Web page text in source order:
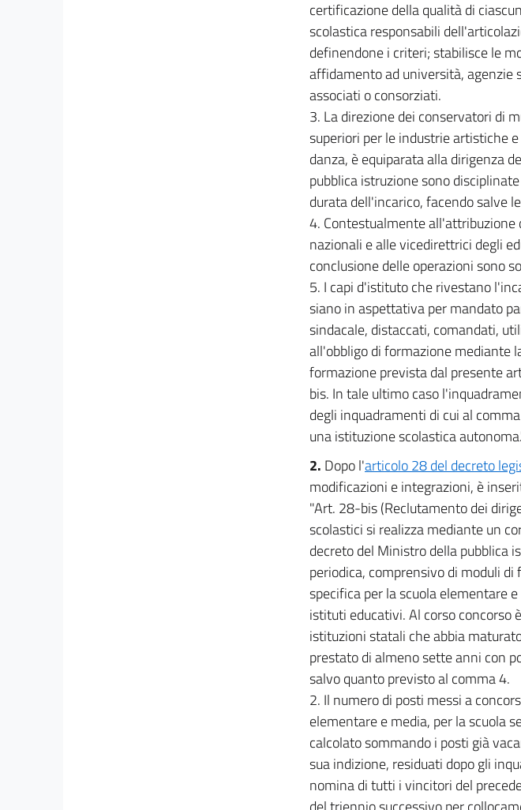
certificazione della qualità di
scolastica responsabili
definendone i criteri; stabilisce le
affidamento ad università, agenzie
associati o consorziati.
3. La direzione dei conservatori di
superiori per le industrie artistiche
danza, è equiparata alla dirigenza
pubblica istruzione sono
durata dell'incarico, facendo salve
4. Contestualmente
nazionali e alle vicedirettrici degli
conclusione delle operazioni sono
5. I capi d'istituto che rivestano
siano in aspettativa per mandato
sindacale, distaccati, comandati,
all'obbligo di formazione mediante
formazione prevista dal presente
bis. In tale ultimo caso
degli inquadramenti di cui al
una istituzione scolastica
2. Dopo l'articolo 28 del decreto
modificazioni e integrazioni, è
"Art. 28-bis (Reclutamento dei
scolastici si realizza mediante un
decreto del Ministro della pubblica
periodica, comprensivo di moduli
specifica per la scuola elementare
istituti educativi. Al corso concorso
istituzioni statali che abbia
prestato di almeno sette anni con
salvo quanto previsto al comma 4.
2. Il numero di posti messi a
elementare e media, per la scuola
calcolato sommando i posti già
sua indizione, residuati dopo gli
nomina di tutti i vincitori del